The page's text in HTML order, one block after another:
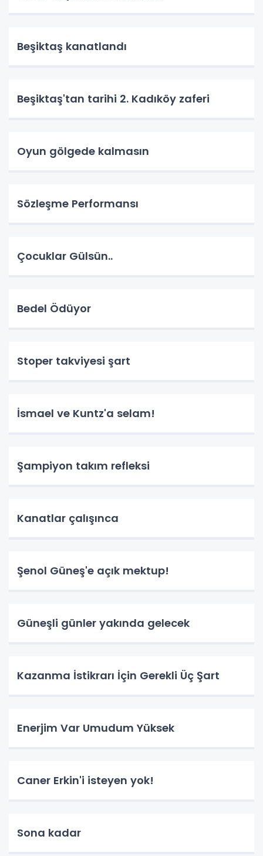
Beşiktaş kanatlandı
Beşiktaş'tan tarihi 2. Kadıköy zaferi
Oyun gölgede kalmasın
Sözleşme Performansı
Çocuklar Gülsün..
Bedel Ödüyor
Stoper takviyesi şart
İsmael ve Kuntz'a selam!
Şampiyon takım refleksi
Kanatlar çalışınca
Şenol Güneş'e açık mektup!
Güneşli günler yakında gelecek
Kazanma İstikrarı İçin Gerekli Üç Şart
Enerjim Var Umudum Yüksek
Caner Erkin'i isteyen yok!
Sona kadar